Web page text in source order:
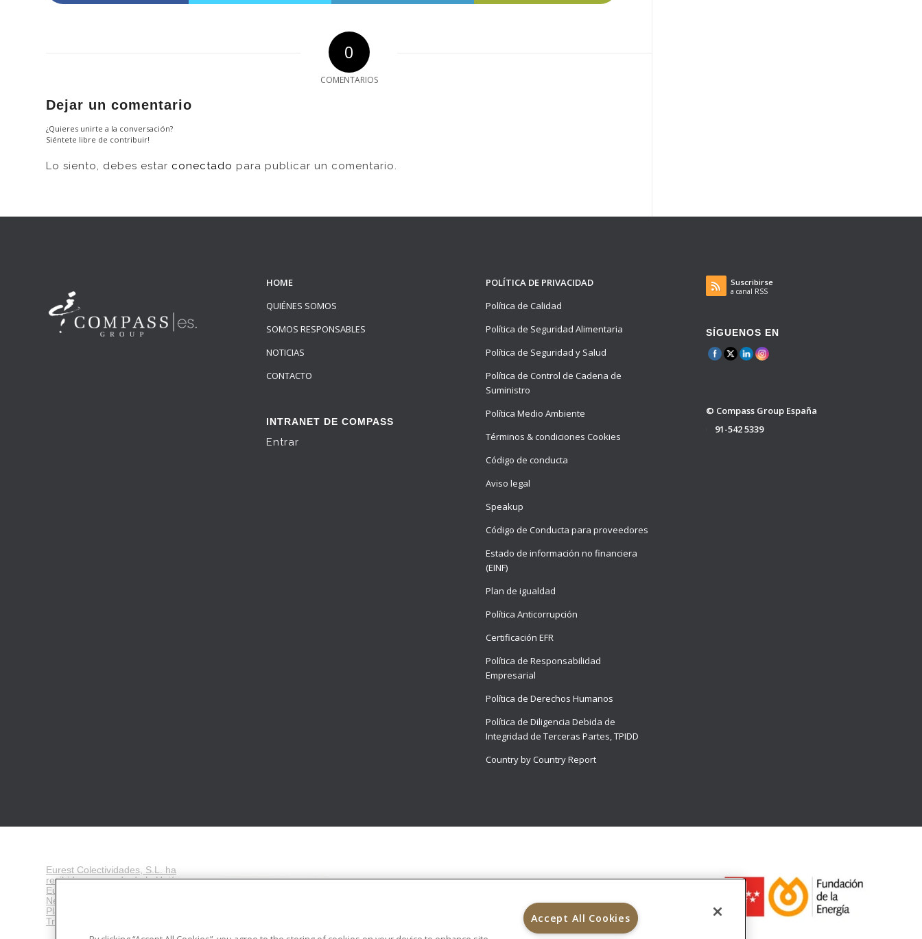
0
COMENTARIOS
Dejar un comentario
¿Quieres unirte a la conversación?
Siéntete libre de contribuir!
Lo siento, debes estar conectado para publicar un comentario.
HOME
QUIÉNES SOMOS
SOMOS RESPONSABLES
NOTICIAS
CONTACTO
INTRANET DE COMPASS
Entrar
POLÍTICA DE PRIVACIDAD
Política de Calidad
Política de Seguridad Alimentaria
Política de Seguridad y Salud
Política de Control de Cadena de
Suministro
Política Medio Ambiente
Términos & condiciones Cookies
Código de conducta
Aviso legal
Speakup
Código de Conducta para proveedores
Estado de información no financiera
(EINF)
Plan de igualdad
Política Anticorrupción
Certificación EFR
Política de Responsabilidad
Empresarial
Política de Derechos Humanos
Política de Diligencia Debida de
Integridad de Terceras Partes, TPIDD
Country by Country Report
Suscribirse
a canal RSS
SÍGUENOS EN
© Compass Group España
91-542 5339
Eurest Colectividades, S.L. ha
recibido una ayuda de la Unión
Europea con cargo al Fondo
NextGenerationEU, en el marco del
Plan de Recuperación,
Transformación y Resiliencia
Accept All Cookies